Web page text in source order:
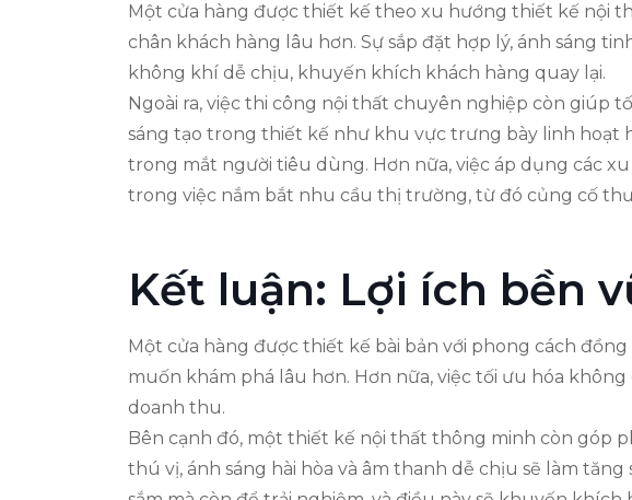
Một cửa hàng được thiết kế theo xu hướng thiết kế nội
chân khách hàng lâu hơn. Sự sắp đặt hợp lý, ánh sáng
không khí dễ chịu, khuyến khích khách hàng quay lại.
Ngoài ra, việc thi công nội thất chuyên nghiệp còn giúp
sáng tạo trong thiết kế như khu vực trưng bày linh hoạt
trong mắt người tiêu dùng. Hơn nữa, việc áp dụng các
trong việc nắm bắt nhu cầu thị trường, từ đó củng cố
Kết luận: Lợi ích bền
Một cửa hàng được thiết kế bài bản với phong cách
muốn khám phá lâu hơn. Hơn nữa, việc tối ưu hóa
doanh thu.
Bên cạnh đó, một thiết kế nội thất thông minh còn góp
thú vị, ánh sáng hài hòa và âm thanh dễ chịu sẽ làm